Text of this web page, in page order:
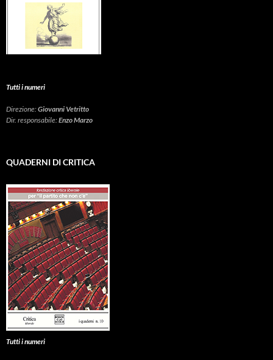
Tutti i numeri
Direzione:Giovanni Vetritto
Dir. responsabile:Enzo Marzo
QUADERNI DI CRITICA
Tutti i numeri